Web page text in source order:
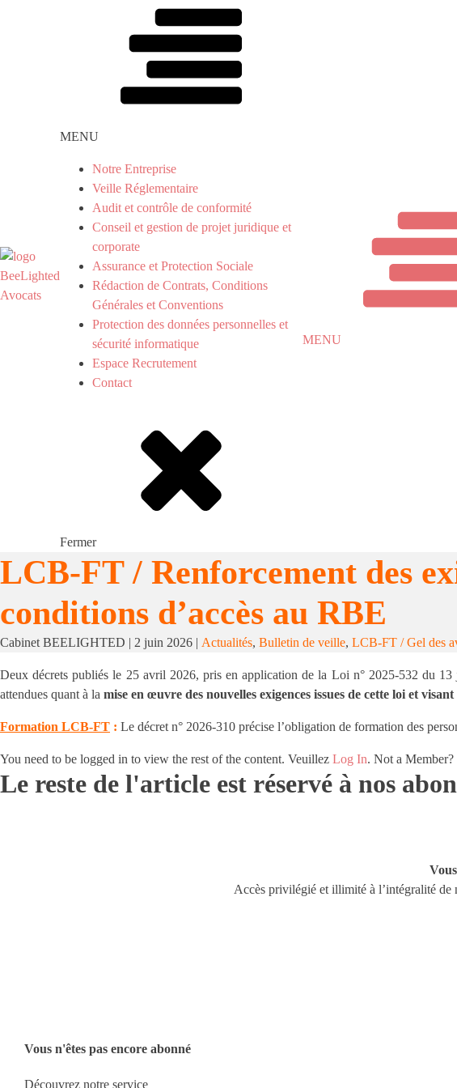
MENU
Notre Entreprise
Veille Réglementaire
Audit et contrôle de conformité
Conseil et gestion de projet juridique et
corporate
Assurance et Protection Sociale
Rédaction de Contrats, Conditions
Générales et Conventions
Protection des données personnelles et
sécurité informatique
Espace Recrutement
Contact
Fermer
MENU
LCB-FT / Renforcement des
conditions d’accès au RBE
Cabinet BEELIGHTED | 2 juin 2026 | Actualités, Bulletin de veille, LCB-FT / Gel des
Deux décrets publiés le 25 avril 2026, pris en application de la Loi n° 2025-532 du
attendues quant à la mise en œuvre des nouvelles exigences issues de cette loi et
Formation LCB-FT : Le décret n° 2026-310 précise l’obligation de formation des
You need to be logged in to view the rest of the content. Veuillez Log In. Not a Member?
Le reste de l'article est réservé à nos
Accès privilégié et illimité à l’intégralité de
Vous n'êtes pas encore abonné
Découvrez notre service